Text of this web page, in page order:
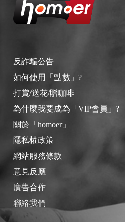
反詐騙公告
如何使用「點數」?
打賞/送花/贈咖啡
為什麼我要成為「VIP會員」?
關於「homoer」
隱私權政策
網站服務條款
意見反應
廣告合作
聯絡我們